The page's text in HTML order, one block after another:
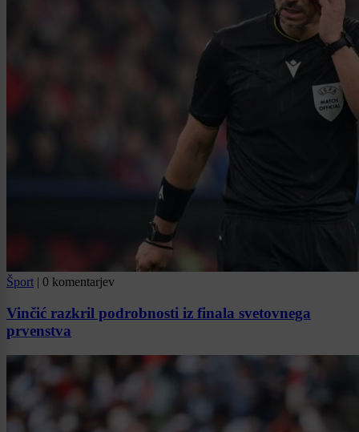
Šport | 0 komentarjev
Vinčić razkril podrobnosti iz finala svetovnega
prvenstva